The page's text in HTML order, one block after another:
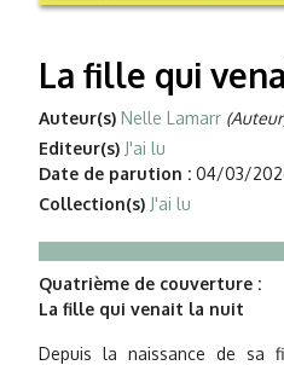
La fille qui
Auteur(s) Nelle Lamarr
Editeur(s) J'ai lu
Date de parution : 04/03/
Collection(s) J'ai lu
Quatrième de couverture :
La fille qui venait la nuit
Depuis la naissance de sa